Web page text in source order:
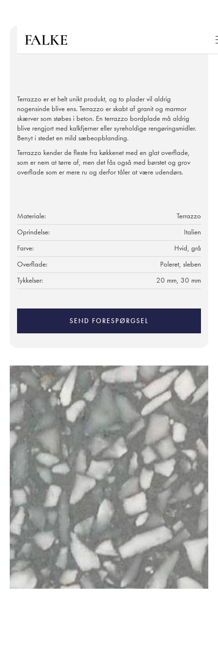
Terrazzo er et helt unikt produkt, og to plader vil aldrig
nogensinde blive ens. Terrazzo er skabt af granit og marmor
skærver som støbes i beton. En terrazzo bordplade må aldrig
blive rengjort med kalkfjerner eller syreholdige rengøringsmidler.
Benyt i stedet en mild sæbeopblanding.
Terrazzo kender de fleste fra køkkenet med en glat overflade,
som er nem at tørre af, men det fås også med børstet og grov
overflade som er mere ru og derfor tåler at være udendørs.
Materiale:
Terrazzo
Oprindelse:
Italien
Farve:
Hvid, grå
Overflade:
Poleret, sleben
Tykkelser:
20 mm, 30 mm
SEND FORESPØRGSEL